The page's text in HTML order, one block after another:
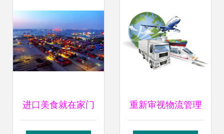
进口美食就在家门 重新审视物流管理